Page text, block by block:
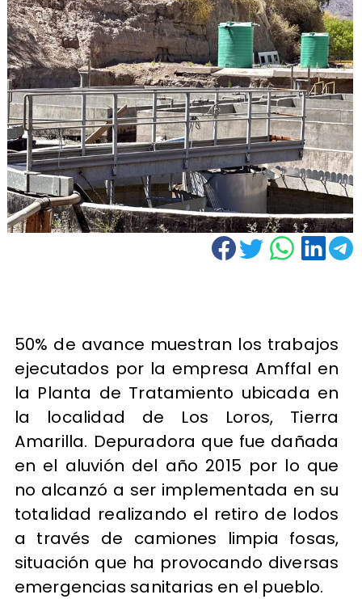
50% de avance muestran los trabajos
ejecutados por la empresa Amffal en
la Planta de Tratamiento ubicada en
la localidad de Los Loros, Tierra
Amarilla. Depuradora que fue dañada
en el aluvión del año 2015 por lo que
no alcanzó a ser implementada en su
totalidad realizando el retiro de lodos
a través de camiones limpia fosas,
situación que ha provocando diversas
emergencias sanitarias en el pueblo.